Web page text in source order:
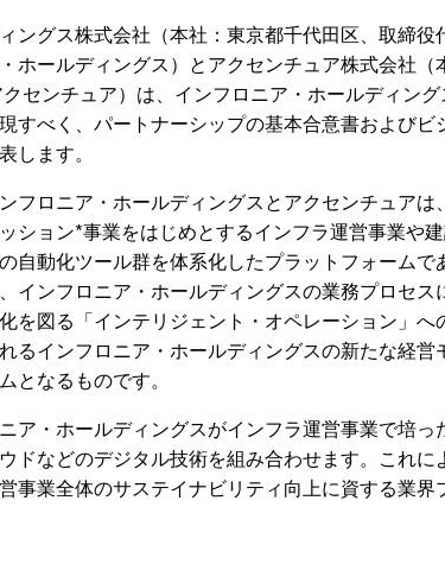
ングス株式会社（本社：東京都千代田区、取締役
ホールディングス）とアクセンチュア株式会社
センチュア）は、インフロニア・ホールディン
すべく、パートナーシップの基本合意書および
します。
フロニア・ホールディングスとアクセンチュア
ション*事業をはじめとするインフラ運営事業や
自動化ツール群を体系化したプラットフォーム
インフロニア・ホールディングスの業務プロセ
を図る「インテリジェント・オペレーション」
るインフロニア・ホールディングスの新たな経
となるものです。
ア・ホールディングスがインフラ運営事業で培
ドなどのデジタル技術を組み合わせます。これに
事業全体のサステイナビリティ向上に資する業界